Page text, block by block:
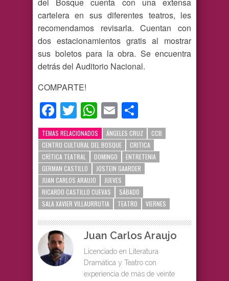
del Bosque cuenta con una extensa
cartelera en sus diferentes teatros, les
recomendamos revisarla. Cuentan con
dos estacionamientos gratis al mostrar
sus boletos para la obra. Se encuentra
detrás del Auditorio Nacional.
COMPARTE!
Facebook
TwitterWhatsApp
Email
TEMAS RELACIONADOS ÁNGELES CRUZ
CCB
CENTRO CULTURAL DEL BOSQUE
CRITICA
CRÌTICA TEATRAL
DOMINGO
ENTRETENIA
GERMAN CASTILLO
JOSTEIN GAARDER
JUAN CARLOS ARAUJO
JUEVES
RICARDO CASTILLO CUEVAS
SÁBADO
SALA XAVIER VILLAURRUTIA
TEATRO VIERNES
Juan Carlos Araujo
Licenciado en Literatura
Dramática y Teatro con
experiencia de más de veinte